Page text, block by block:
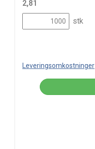
2,81
stk
Leveringsomkostninger